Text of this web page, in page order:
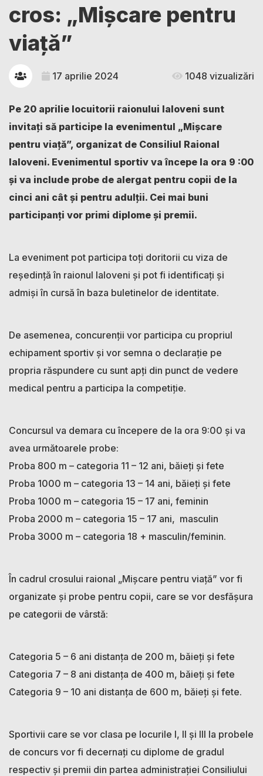
cros: „Mișcare pentru
viață”
17 aprilie 2024 1048 vizualizări
Pe 20 aprilie locuitorii raionului Ialoveni sunt
invitați să participe la evenimentul „Mișcare
pentru viață”, organizat de Consiliul Raional
Ialoveni. Evenimentul sportiv va începe la ora 9 :00
și va include probe de alergat pentru copii de la
cinci ani cât și pentru adulții. Cei mai buni
participanți vor primi diplome și premii.
La eveniment pot participa toți doritorii cu viza de
reședință în raionul Ialoveni și pot fi identificați și
admiși în cursă în baza buletinelor de identitate.
De asemenea, concurenții vor participa cu propriul
echipament sportiv și vor semna o declarație pe
propria răspundere cu sunt apți din punct de vedere
medical pentru a participa la competiție.
Concursul va demara cu începere de la ora 9:00 și va
avea următoarele probe:
Proba 800 m – categoria 11 – 12 ani, băieți și fete
Proba 1000 m – categoria 13 – 14 ani, băieți și fete
Proba 1000 m – categoria 15 – 17 ani, feminin
Proba 2000 m – categoria 15 – 17 ani, masculin
Proba 3000 m – categoria 18 + masculin/feminin.
În cadrul crosului raional „Mișcare pentru viață” vor fi
organizate și probe pentru copii, care se vor desfășura
pe categorii de vârstă:
Categoria 5 – 6 ani distanța de 200 m, băieți și fete
Categoria 7 – 8 ani distanța de 400 m, băieți și fete
Categoria 9 – 10 ani distanța de 600 m, băieți și fete.
Sportivii care se vor clasa pe locurile I, II și III la probele
de concurs vor fi decernați cu diplome de gradul
respectiv și premii din partea administrației Consiliului